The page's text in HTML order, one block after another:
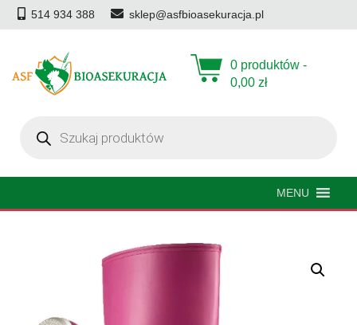
514 934 388 sklep@asfbioasekuracja.pl
0 produktów -
0,00 zł
produktów
MENU